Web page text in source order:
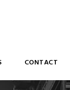
CONTACT